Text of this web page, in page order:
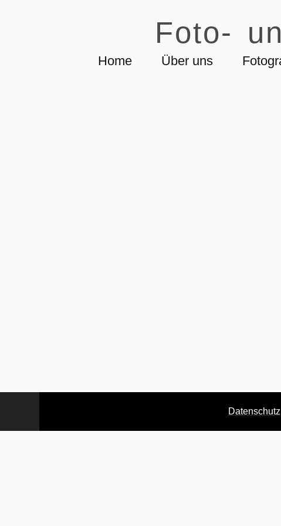
Foto-
Home Über uns
Datenschutz